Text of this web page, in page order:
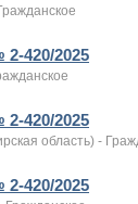
2-420/2025
2-420/2025
область) -
2-420/2025